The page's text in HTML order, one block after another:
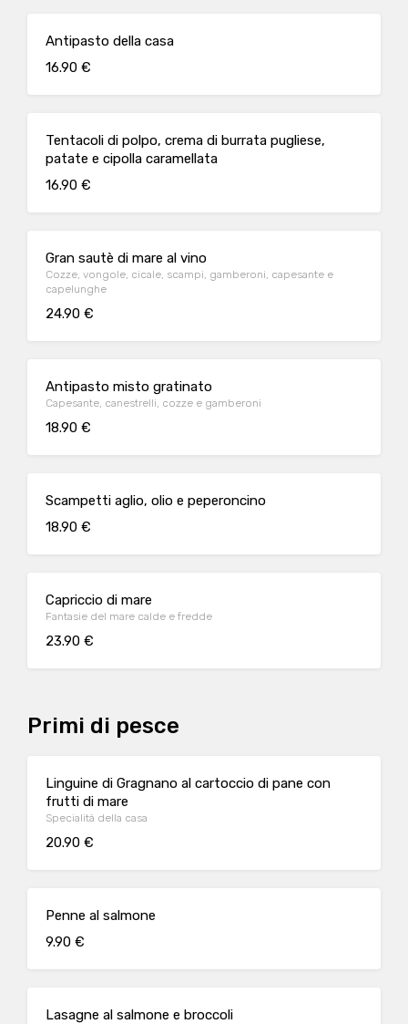
Antipasto della casa
16.90 €
Tentacoli di polpo, crema di burrata pugliese,
patate e cipolla caramellata
16.90 €
Gran sautè di mare al vino
Cozze, vongole, cicale, scampi, gamberoni, capesante e
capelunghe
24.90 €
Antipasto misto gratinato
Capesante, canestrelli, cozze e gamberoni
18.90 €
Scampetti aglio, olio e peperoncino
18.90 €
Capriccio di mare
Fantasie del mare calde e fredde
23.90 €
Primi di pesce
Linguine di Gragnano al cartoccio di pane con
frutti di mare
Specialità della casa
20.90 €
Penne al salmone
9.90 €
Lasagne al salmone e broccoli